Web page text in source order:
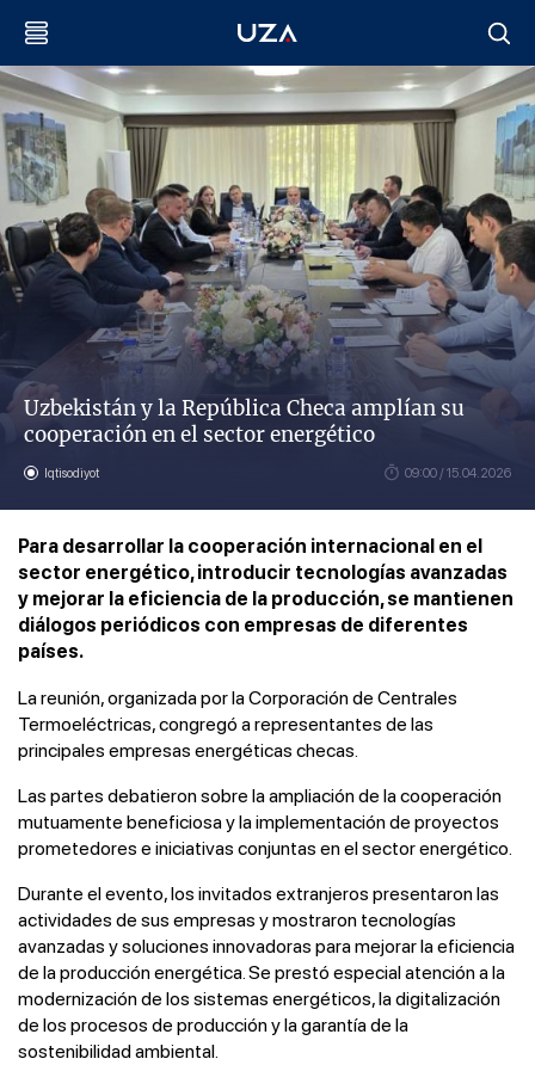
Uzbekistán y la República Checa amplían su
cooperación en el sector energético
Iqtisodiyot 09:00 / 15.04.2026
Para desarrollar la cooperación internacional en el
sector energético, introducir tecnologías avanzadas
y mejorar la eficiencia de la producción, se mantienen
diálogos periódicos con empresas de diferentes
países.
La reunión, organizada por la Corporación de Centrales
Termoeléctricas, congregó a representantes de las
principales empresas energéticas checas.
Las partes debatieron sobre la ampliación de la cooperación
mutuamente beneficiosa y la implementación de proyectos
prometedores e iniciativas conjuntas en el sector energético.
Durante el evento, los invitados extranjeros presentaron las
actividades de sus empresas y mostraron tecnologías
avanzadas y soluciones innovadoras para mejorar la eficiencia
de la producción energética. Se prestó especial atención a la
modernización de los sistemas energéticos, la digitalización
de los procesos de producción y la garantía de la
sostenibilidad ambiental.